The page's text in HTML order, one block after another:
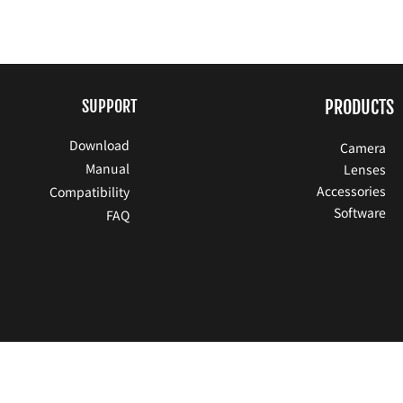
PRODUCTS
Camera
Lenses
Accessories
Software
SUPPORT
Download
Manual
Compatibility
FAQ